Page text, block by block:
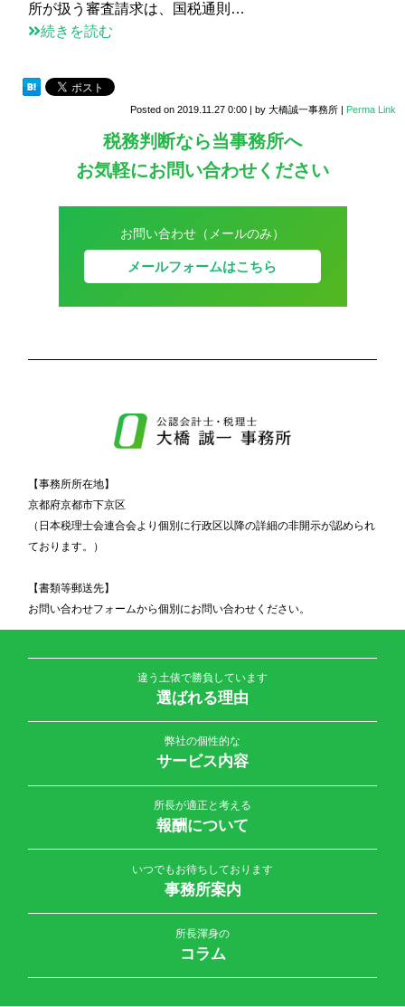
所が扱う審査請求は、国税通則…
続きを読む
Posted on 2019.11.27 0:00 | by 大橋誠一事務所 | Perma Link
税務判断なら当事務所へ
お気軽にお問い合わせください
お問い合わせ（メールのみ）
メールフォームはこちら
【事務所所在地】
京都府京都市下京区
（日本税理士会連合会より個別に行政区以降の詳細の非開示が認められ
ております。）
【書類等郵送先】
お問い合わせフォームから個別にお問い合わせください。
違う土俵で勝負しています
選ばれる理由
弊社の個性的な
サービス内容
所長が適正と考える
報酬について
いつでもお待ちしております
事務所案内
所長渾身の
コラム